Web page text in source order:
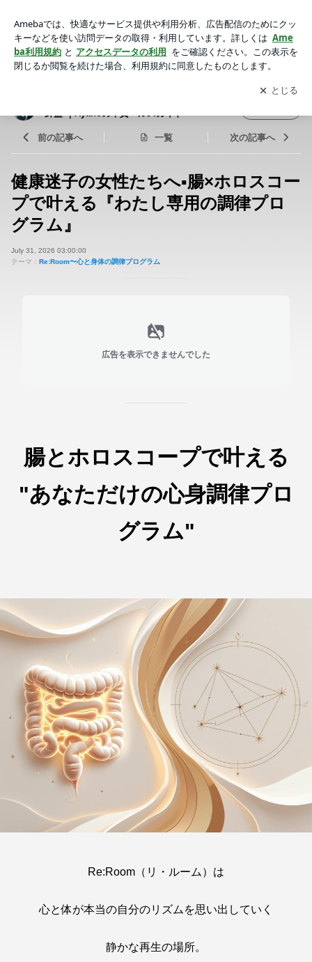
の調律プログラム』 | 健康情報に振り回されない、あなただけ
の羅針盤 ｜Ayanoの本質ヘルスガイド
アプリをダウンロードして ブログの更新通知
を受け取りまし
ょう。
開く
針盤 ｜Ayanoの本質ヘルスガイド
前の記事へ 一覧 次の記事へ
健康迷子の女性たちへ▪️腸×ホロスコー
プで叶える『わたし専用の調律プロ
グラム』
July 31, 2026 03:00:00
テーマ： Re:Room〜心と身体の調律プログラム
広告を表示できませんでした
腸とホロスコープで叶える
"あなただけの心身調律プロ
グラム"
Re:Room（リ・ルーム）は
心と体が本当の自分のリズムを思い出していく
静かな再生の場所。